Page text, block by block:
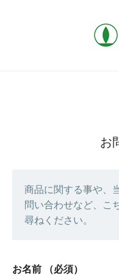
お
商品に関する事や、
問い合わせなど、こ
尋ねください。
お名前 （必須）